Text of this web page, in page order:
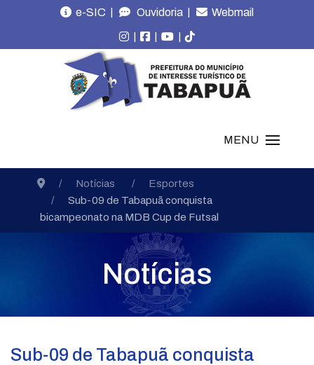
e-SIC | Ouvidoria | Webmail
| | |
MENU
Notícias
Esportes
Sub-09 de Tabapuã conquista
bicampeonato na MDB Cup de Futsal
Notícias
Sub-09 de Tabapuã conquista